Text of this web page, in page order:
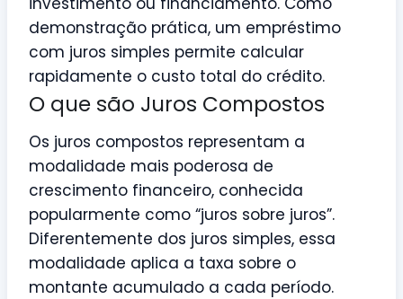
demonstração prática, um empréstimo
com juros simples permite calcular
rapidamente o custo total do crédito.
O que são Juros Compostos
Os juros compostos representam a
modalidade mais poderosa de
crescimento financeiro, conhecida
popularmente como “juros sobre juros”.
Diferentemente dos juros simples, essa
modalidade aplica a taxa sobre o
montante acumulado a cada período.